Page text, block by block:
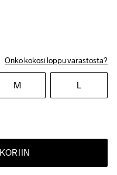
Onko kokosi loppu varastosta?
M L